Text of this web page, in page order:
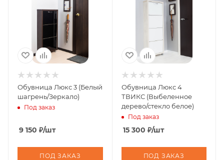
Обувница Люкс 3 (Белый
шагрень/Зеркало)
Под заказ
9 150 ₽/шт
ПОД ЗАКАЗ
Обувница Люкс 4
ТВИКС (Выбеленное
дерево/стекло белое)
Под заказ
15 300 ₽/шт
ПОД ЗАКАЗ